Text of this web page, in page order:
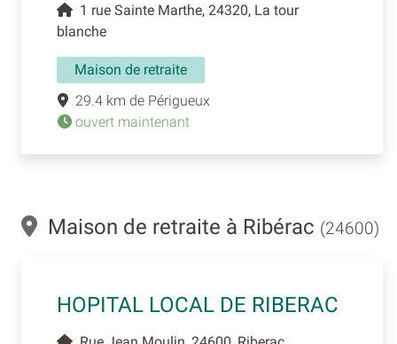
1 rue Sainte Marthe, 24320, La tour
blanche
Maison de retraite
29.4 km de Périgueux
ouvert maintenant
Maison de retraite à Ribérac (24600)
HOPITAL LOCAL DE RIBERAC